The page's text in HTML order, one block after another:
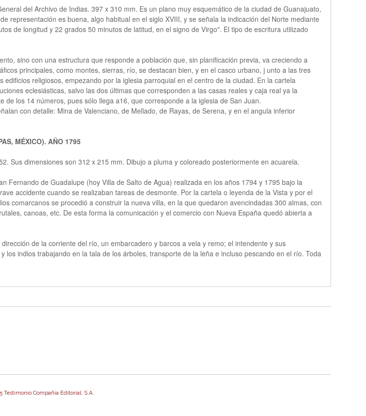
del Archivo de Indias. 397 x 310 mm. Es un plano muy esquemático de la ciudad de Guanajuato,
representación es buena, algo habitual en el siglo XVIII, y se señala la indicación del Norte mediante
de longitud y 22 grados 50 minutos de latitud, en el signo de Virgo". El tipo de escritura utilizado
sino con una estructura que responde a población que, sin planificación previa, va creciendo a
principales, como montes, sierras, río, se destacan bien, y en el casco urbano, j unto a las tres
religiosos, empezando por la iglesia parroquial en el centro de la ciudad. En la cartela
eclesiásticas, salvo las dos últimas que corresponden a las casas reales y caja real ya la
los 14 números, pues sólo llega a16, que corresponde a la iglesia de San Juan.
con detalle: Mina de Valenciano, de Mellado, de Rayas, de Serena, y en el angula inferior
MÉXICO). AÑO 1795
Sus dimensiones son 312 x 215 mm. Dibujo a pluma y coloreado posteriormente en acuarela.
Fernando de Guadalupe (hoy Villa de Salto de Agua) realizada en los años 1794 y 1795 bajo la
accidente cuando se realizaban tareas de desmonte. Por la cartela o leyenda de la Vista y por el
comarcanos se procedió a construir la nueva villa, en la que quedaron avencindadas 300 almas, con
canoas, etc. De esta forma la comunicación y el comercio con Nueva España quedó abierta a
de la corriente del río, un embarcadero y barcos a vela y remo; el intendente y sus
indios trabajando en la tala de los árboles, transporte de la leña e incluso pescando en el río. Toda
Testimonio Compañía Editorial, S.A.